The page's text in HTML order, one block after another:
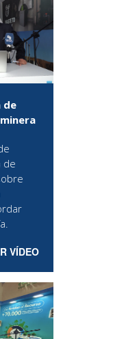
de
de
VÍDEO